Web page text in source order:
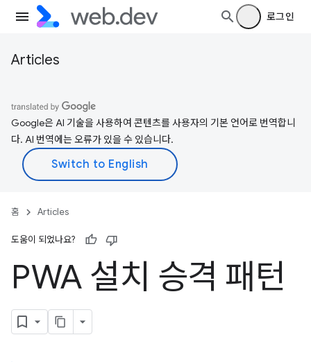
로그인
Articles
Google은 AI 기술을 사용하여 콘텐츠를 사용자의 기본 언어로 번역합니
다. AI 번역에는 오류가 있을 수 있습니다.
홈 Articles
도움이 되었나요?
PWA 설치 승격 패턴